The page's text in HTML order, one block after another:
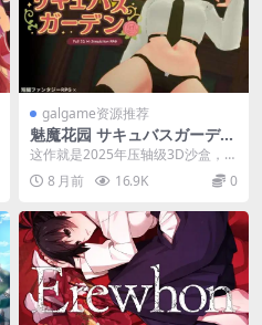
galgame资源推荐
魅魔花园 サキュバスガーデン
v1.4.0 PC版 3D沙盒模拟经营
游戏
这作就是2025年压轴级3D沙盒，サ
キュバスガーデン v1.4.0生肉版一
刀未剪...
8 月前 16.9K 0